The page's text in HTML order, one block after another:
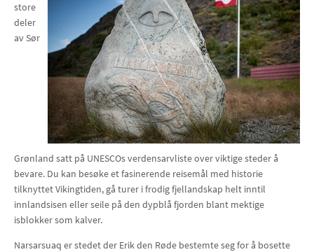
store
deler
av Sør
Grønland satt på UNESCOs verdensarvliste over viktige steder å
bevare. Du kan besøke et fasinerende reisemål med historie
tilknyttet Vikingtiden, gå turer i frodig fjellandskap helt inntil
innlandsisen eller seile på den dypblå fjorden blant mektige
isblokker som kalver.
Narsarsuaq er stedet der Erik den Røde bestemte seg for å bosette